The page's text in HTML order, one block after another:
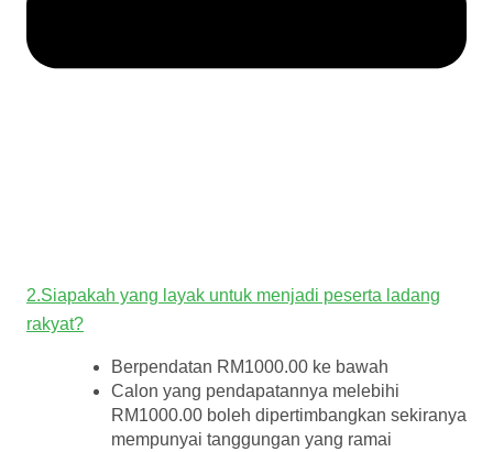
2.Siapakah yang layak untuk menjadi peserta ladang
rakyat?
Berpendatan RM1000.00 ke bawah
Calon yang pendapatannya melebihi
RM1000.00 boleh dipertimbangkan sekiranya
mempunyai tanggungan yang ramai